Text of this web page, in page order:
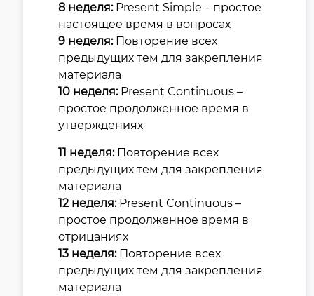
8 неделя:Present Simple – простое
настоящее время в вопросах
9 неделя:Повторение всех
предыдущих тем для закрепления
материала
10 неделя: Present Continuous –
простое продолженное время в
утверждениях
11 неделя: Повторение всех
предыдущих тем для закрепления
материала
12 неделя:Present Continuous –
простое продолженное время в
отрицаниях
13 неделя:Повторение всех
предыдущих тем для закрепления
материала